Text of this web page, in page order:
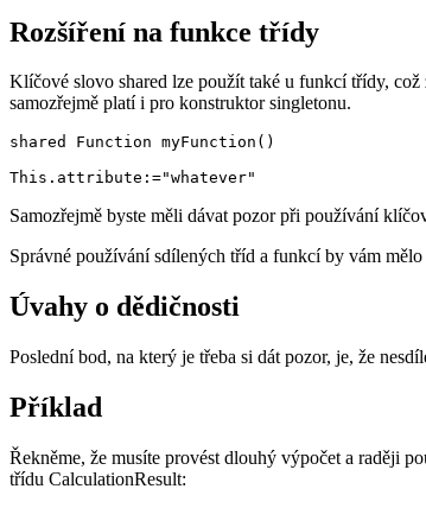
Rozšíření na funkce třídy
Klíčové slovo shared lze použít také u funkcí třídy,
samozřejmě platí i pro konstruktor singletonu.
shared Function myFunction()
This.attribute:="whatever"
Samozřejmě byste měli dávat pozor při používání
Správné používání sdílených tříd a funkcí by vám
Úvahy o dědičnosti
Poslední bod, na který je třeba si dát pozor, je, že
Příklad
Řekněme, že musíte provést dlouhý výpočet a raději
třídu CalculationResult: